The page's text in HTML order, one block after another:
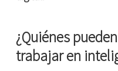
¿Quiénes
trabajar en